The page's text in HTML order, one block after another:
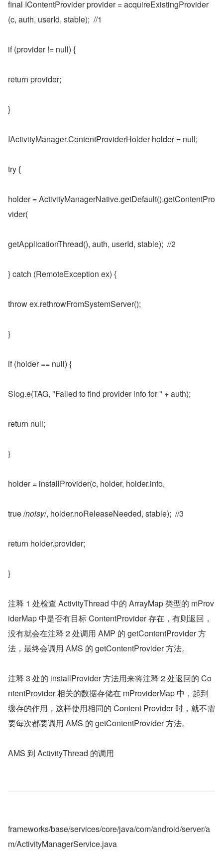
final IContentProvider provider = acquireExistingProvider
(c, auth, userId, stable);  //1
if (provider != null) {
return provider;
}
IActivityManager.ContentProviderHolder holder = null;
try {
holder = ActivityManagerNative.getDefault().getContentPro
vider(
getApplicationThread(), auth, userId, stable);  //2
} catch (RemoteException ex) {
throw ex.rethrowFromSystemServer();
}
if (holder == null) {
Slog.e(TAG, "Failed to find provider info for " + auth);
return null;
}
holder = installProvider(c, holder, holder.info,
true /noisy/, holder.noReleaseNeeded, stable);  //3
return holder.provider;
}
注释 1 处检查 ActivityThread 中的 ArrayMap 类型的 mProv
iderMap 中是否有目标 ContentProvider 存在，有则返回，
没有就会在注释 2 处调用 AMP 的 getContentProvider 方
法，最终会调用 AMS 的 getContentProvider 方法。
注释 3 处的 installProvider 方法用来将注释 2 处返回的 Co
ntentProvider 相关的数据存储在 mProviderMap 中，起到
缓存的作用，这样使用相同的 Content Provider 时，就不需
要每次都要调用 AMS 的 getContentProvider 方法。
AMS 到 ActivityThread 的调用
frameworks/base/services/core/java/com/android/server/a
m/ActivityManagerService.java